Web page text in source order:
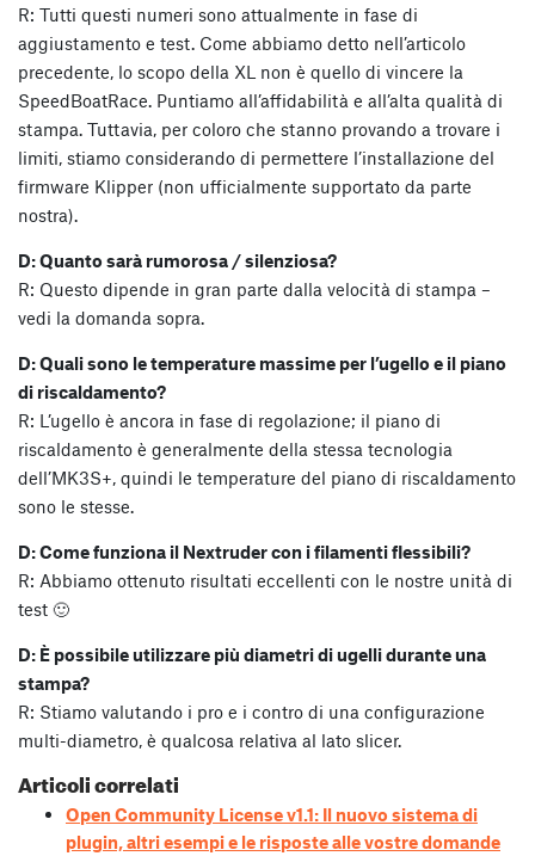
R: Tutti questi numeri sono attualmente in fase di
aggiustamento e test. Come abbiamo detto nell’articolo
precedente, lo scopo della XL non è quello di vincere la
SpeedBoatRace. Puntiamo all’affidabilità e all’alta qualità di
stampa. Tuttavia, per coloro che stanno provando a trovare i
limiti, stiamo considerando di permettere l’installazione del
firmware Klipper (non ufficialmente supportato da parte
nostra).
D: Quanto sarà rumorosa / silenziosa?
R: Questo dipende in gran parte dalla velocità di stampa –
vedi la domanda sopra.
D: Quali sono le temperature massime per l’ugello e il piano
di riscaldamento?
R: L’ugello è ancora in fase di regolazione; il piano di
riscaldamento è generalmente della stessa tecnologia
dell’MK3S+, quindi le temperature del piano di riscaldamento
sono le stesse.
D: Come funziona il Nextruder con i filamenti flessibili?
R: Abbiamo ottenuto risultati eccellenti con le nostre unità di
test 🙂
D: È possibile utilizzare più diametri di ugelli durante una
stampa?
R: Stiamo valutando i pro e i contro di una configurazione
multi-diametro, è qualcosa relativa al lato slicer.
Articoli correlati
Open Community License v1.1: Il nuovo sistema di
plugin, altri esempi e le risposte alle vostre domande